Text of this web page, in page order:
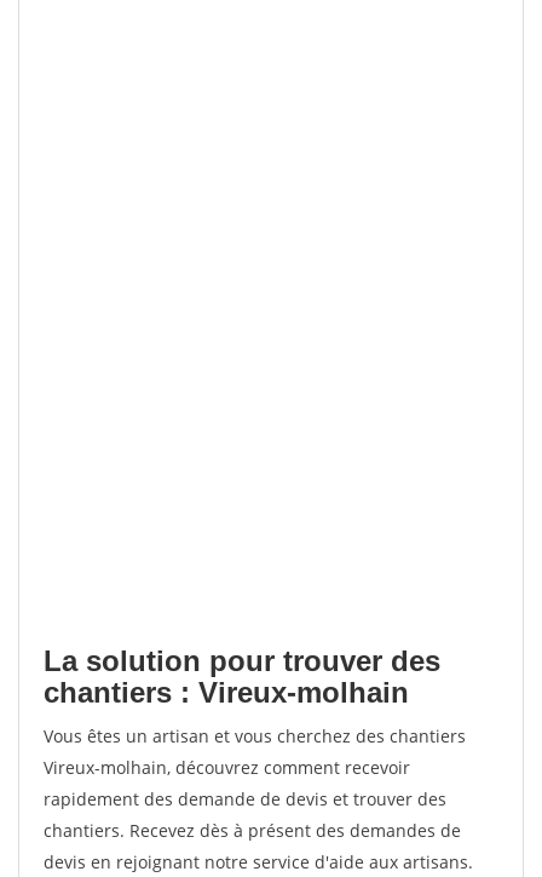
La solution pour trouver des
chantiers : Vireux-molhain
Vous êtes un artisan et vous cherchez des chantiers
Vireux-molhain, découvrez comment recevoir
rapidement des demande de devis et trouver des
chantiers. Recevez dès à présent des demandes de
devis en rejoignant notre service d'aide aux artisans.